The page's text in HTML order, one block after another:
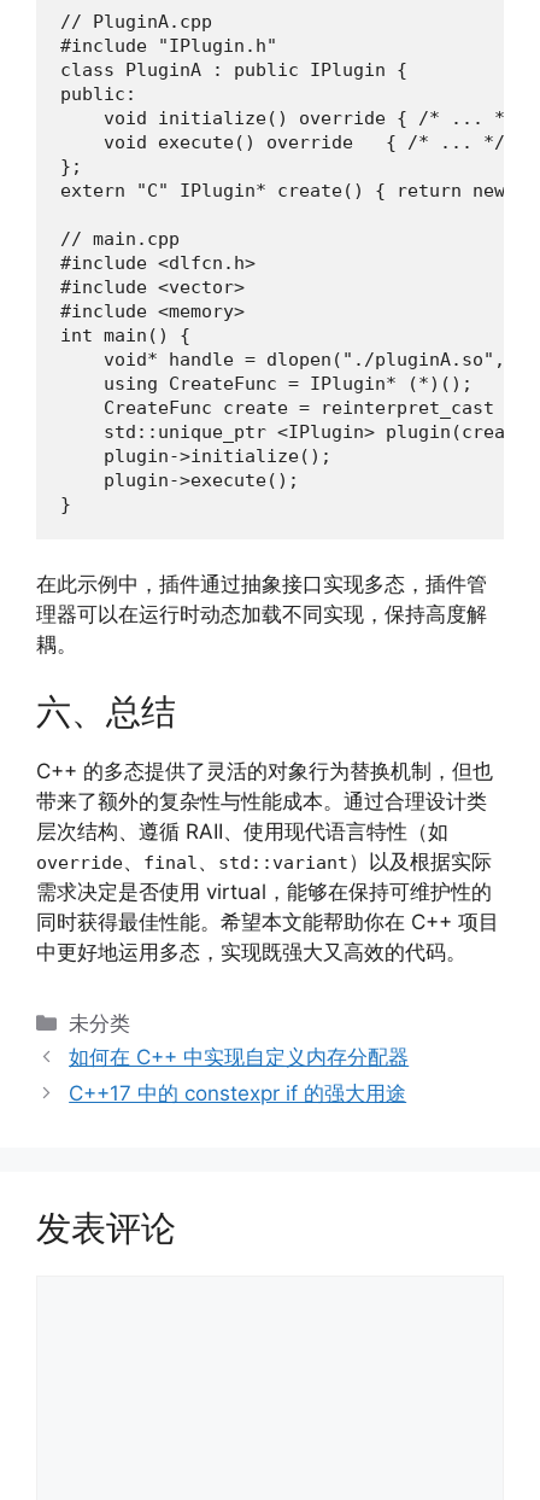
// PluginA.cpp
#include "IPlugin.h"
class PluginA : public IPlugin {
public:
    void initialize() override { /* ... */ }
    void execute() override   { /* ... */ }
};
extern "C" IPlugin* create() { return new
// main.cpp
#include <dlfcn.h>
#include <vector>
#include <memory>
int main() {
void* handle = dlopen("./pluginA.so",
    using CreateFunc = IPlugin* (*)();
CreateFunc create = reinterpret_cast
std::unique_ptr <IPlugin>
    plugin->initialize();
    plugin->execute();
}
在此示例中，插件通过抽象接口实现多态，插件管
理器可以在运行时动态加载不同实现，保持高度解
耦。
六、总结
C++ 的多态提供了灵活的对象行为替换机制，但也
带来了额外的复杂性与性能成本。通过合理设计类
层次结构、遵循 RAII、使用现代语言特性（如
override、 final 、 std::variant）以及根据实际
需求决定是否使用 virtual，能够在保持可维护性的
同时获得最佳性能。希望本文能帮助你在 C++ 项目
中更好地运用多态，实现既强大又高效的代码。
分
类
未分类
如何在 C++ 中实现自定义内存分配器
C++17 中的 constexpr if 的强大用途
发表评论